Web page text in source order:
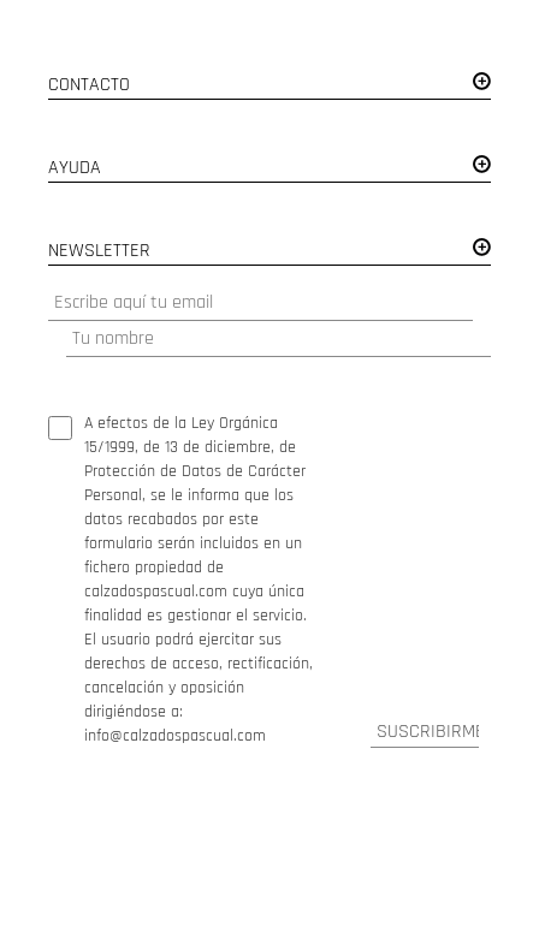
CONTACTO
AYUDA
NEWSLETTER
A efectos de la Ley Orgánica
15/1999, de 13 de diciembre, de
Protección de Datos de Carácter
Personal, se le informa que los
datos recabados por este
formulario serán incluidos en un
fichero propiedad de
calzadospascual.com cuya única
finalidad es gestionar el servicio.
El usuario podrá ejercitar sus
derechos de acceso, rectificación,
cancelación y oposición
dirigiéndose a:
info@calzadospascual.com